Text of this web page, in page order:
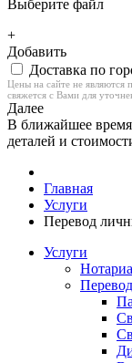
Выберите файл
+
Добавить
Доставка по
Цены на сайте не являются
свяжется с Вами для
Далее
В ближайшее время
деталей и
Главная
Услуги
Перевод
Услуги